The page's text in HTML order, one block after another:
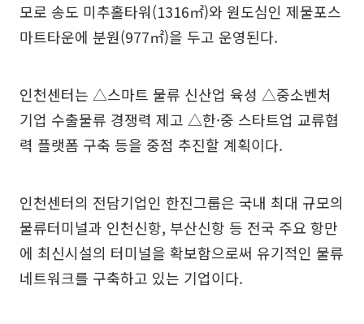
모로 송도 미추홀타워(1316㎡)와 원도심인 제물포스
마트타운에 분원(977㎡)을 두고 운영된다.
인천센터는 △스마트 물류 신산업 육성 △중소벤처
기업 수출물류 경쟁력 제고 △한·중 스타트업 교류협
력 플랫폼 구축 등을 중점 추진할 계획이다.
인천센터의 전담기업인 한진그룹은 국내 최대 규모의
물류터미널과 인천신항, 부산신항 등 전국 주요 항만
에 최신시설의 터미널을 확보함으로써 유기적인 물류
네트워크를 구축하고 있는 기업이다.